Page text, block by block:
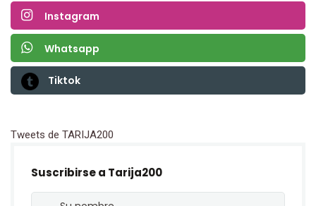
Instagram
Whatsapp
Tiktok
Tweets de TARIJA200
Suscribirse a Tarija200